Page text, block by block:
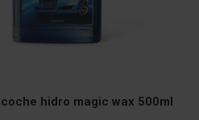
hidro magic wax 500ml